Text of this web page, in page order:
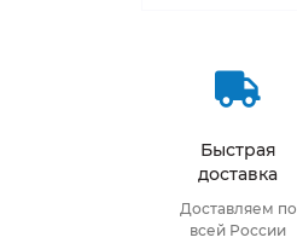
Быстрая
доставка
Доставляем по
всей России